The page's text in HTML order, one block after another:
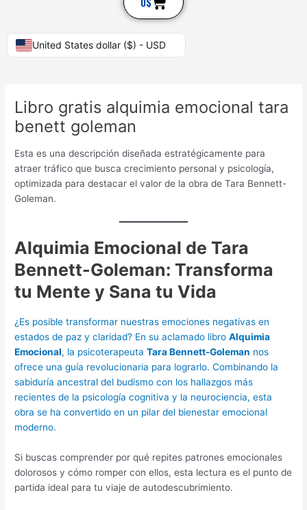
United States dollar ($) - USD
Libro gratis alquimia emocional tara
benett goleman
Esta es una descripción diseñada estratégicamente para
atraer tráfico que busca crecimiento personal y psicología,
optimizada para destacar el valor de la obra de Tara Bennett-
Goleman.
Alquimia Emocional de Tara
Bennett-Goleman: Transforma
tu Mente y Sana tu Vida
¿Es posible transformar nuestras emociones negativas en
estados de paz y claridad? En su aclamado libroAlquimia
Emocional, la psicoterapeutaTara Bennett-Goleman nos
ofrece una guía revolucionaria para lograrlo. Combinando la
sabiduría ancestral del budismo con los hallazgos más
recientes de la psicología cognitiva y la neurociencia, esta
obra se ha convertido en un pilar del bienestar emocional
moderno.
Si buscas comprender por qué repites patrones emocionales
dolorosos y cómo romper con ellos, esta lectura es el punto de
partida ideal para tu viaje de autodescubrimiento.